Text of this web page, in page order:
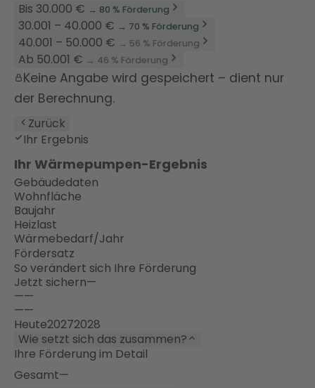
Bis 30.000 € → 80 % Förderung
30.001 – 40.000 € → 70 % Förderung
40.001 – 50.000 € → 56 % Förderung
Ab 50.001 € → 46 % Förderung
Keine Angabe wird gespeichert – dient nur
der Berechnung.
Zurück
Ihr Ergebnis
Ihr Wärmepumpen-Ergebnis
Gebäudedaten
Wohnfläche
Baujahr
Heizlast
Wärmebedarf/Jahr
Fördersatz
So verändert sich Ihre Förderung
Jetzt sichern—
——
——
Heute20272028
Wie setzt sich das zusammen?
Ihre Förderung im Detail
Gesamt—